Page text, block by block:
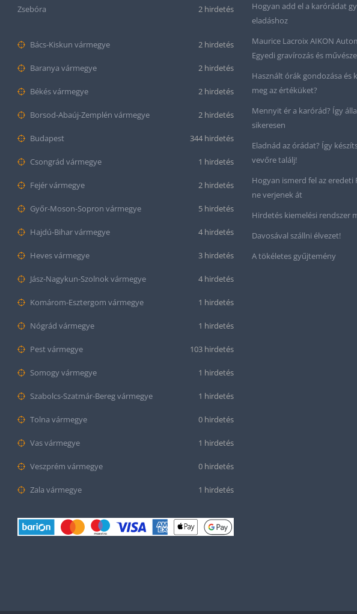
Zsebóra 2 hirdetés
Bács-Kiskun vármegye 2 hirdetés
Baranya vármegye 2 hirdetés
Békés vármegye 2 hirdetés
Borsod-Abaúj-Zemplén vármegye 2 hirdetés
Budapest 344 hirdetés
Csongrád vármegye 1 hirdetés
Fejér vármegye 2 hirdetés
Győr-Moson-Sopron vármegye 5 hirdetés
Hajdú-Bihar vármegye 4 hirdetés
Heves vármegye 3 hirdetés
Jász-Nagykun-Szolnok vármegye 4 hirdetés
Komárom-Esztergom vármegye 1 hirdetés
Nógrád vármegye 1 hirdetés
Pest vármegye 103 hirdetés
Somogy vármegye 1 hirdetés
Szabolcs-Szatmár-Bereg vármegye 1 hirdetés
Tolna vármegye 0 hirdetés
Vas vármegye 1 hirdetés
Veszprém vármegye 0 hirdetés
Zala vármegye 1 hirdetés
Hogyan add el a karórádat
eladáshoz
Maurice Lacroix AIKON
Egyedi gravírozás és
Használt órák gondozása és
meg az értéküket?
Mennyit ér a karórád? Így
sikeresen
Eladnád az órádat? Így
vevőre találj!
Hogyan ismerd fel az eredeti
ne verjenek át
Hirdetés kiemelési rendszer
Davosával szállni élvezet!
A tökéletes gyűjtemény